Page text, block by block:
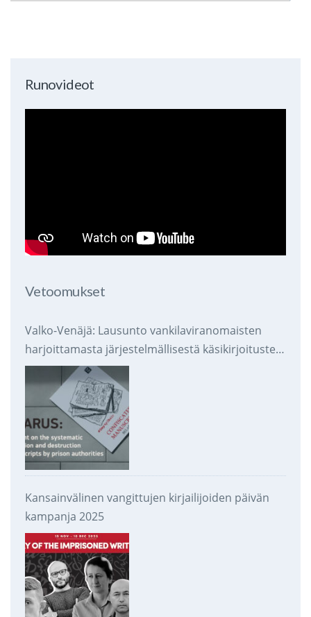
Runovideot
Vetoomukset
Valko-Venäjä: Lausunto vankilaviranomaisten
harjoittamasta järjestelmällisestä käsikirjoitusten
takavarikoinnista ja tuhoamisesta
Kansainvälinen vangittujen kirjailijoiden päivän
kampanja 2025